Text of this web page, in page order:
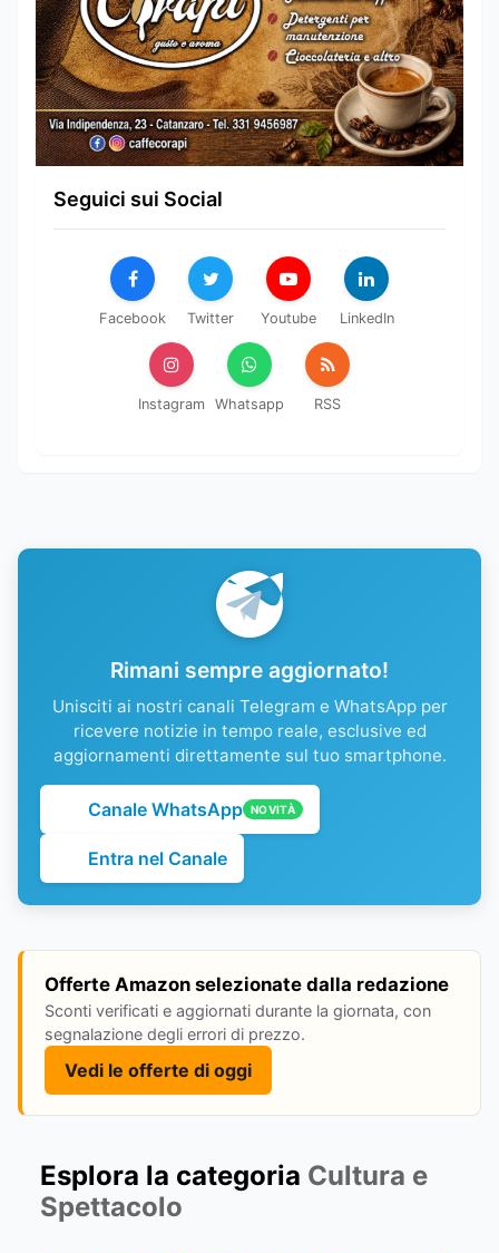
Seguici sui Social
Facebook Twitter Youtube LinkedIn
Instagram Whatsapp RSS
Rimani sempre aggiornato!
Unisciti ai nostri canali Telegram e WhatsApp per
ricevere notizie in tempo reale, esclusive ed
aggiornamenti direttamente sul tuo smartphone.
Canale WhatsApp NOVITÀ
Entra nel Canale
Offerte Amazon selezionate dalla redazione
Sconti verificati e aggiornati durante la giornata, con
segnalazione degli errori di prezzo.
Vedi le offerte di oggi
Esplora la categoria Cultura e
Spettacolo